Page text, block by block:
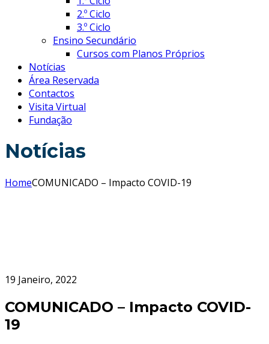
2.º Ciclo
3.º Ciclo
Ensino Secundário
Cursos com Planos Próprios
Notícias
Área Reservada
Contactos
Visita Virtual
Fundação
Notícias
HomeCOMUNICADO – Impacto COVID-19
19 Janeiro, 2022
COMUNICADO – Impacto COVID-
19